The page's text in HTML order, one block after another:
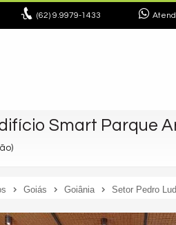
(62) 9.9979-1433
Smart Parque
Goiás Goiânia Setor Pedro